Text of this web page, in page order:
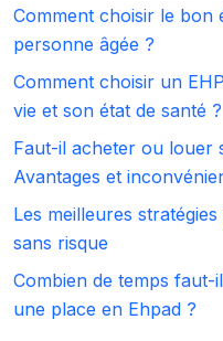
Comment choisir le bon
personne âgée ?
Comment choisir un
vie et son état de santé ?
Faut-il acheter ou louer
Avantages et
Les meilleures
sans risque
Combien de temps
une place en Ehpad ?